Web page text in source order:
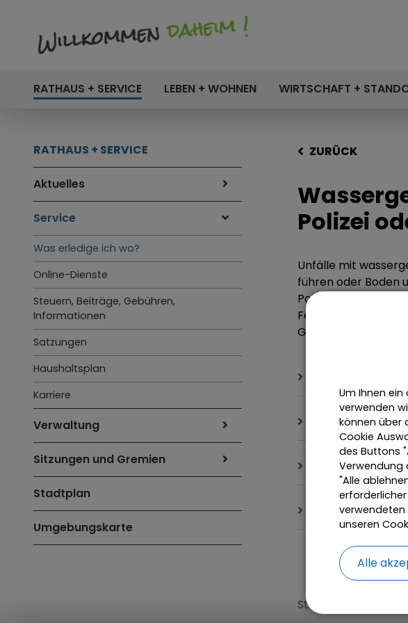
RATHAUS + SERVICE LEBEN + WOHNEN WIRTSCHAFT +
RATHAUS + SERVICE
Aktuelles
Service
Was erledige ich wo?
Online-Dienste
Steuern, Beiträge, Gebühren,
Informationen
Satzungen
Haushaltsplan
Karriere
Verwaltung
Sitzungen und Gremien
Stadtplan
Umgebungskarte
Stadt Lichtenfels
ZURÜCK
Polizei
Unfälle mit
führen oder Boden
Polizei oder der
Feuerwehr ergreift
Gefahrenabwehr.
Fristen
Um Ihnen
verwenden
können über
Cookie
des Buttons
Verwendung
"Alle
verwendeten
unseren
Alle